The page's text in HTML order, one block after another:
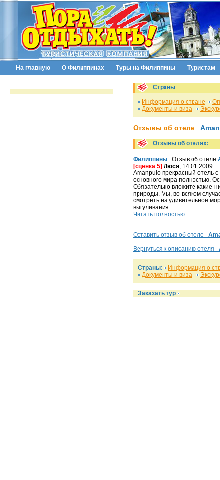
На главную О Филиппинах Туры на Филиппины Туристам
Страны
Информация о стране
Документы и виза
Отзывы об отеле
Отзывы об отелях:
Филиппины Отзыв об отеле
[оценка 5] Люся, 14.01.2009
Amanpulo прекрасный отель
основного мира полностью.
Обязательно вложите какие-
природы. Мы, во-всяком
смотреть на удивительное
выгуливания ...
Читать полностью
Оставить отзыв об отеле
Вернуться к описанию отеля
Страны:
Информация о
Документы и виза
Заказать тур